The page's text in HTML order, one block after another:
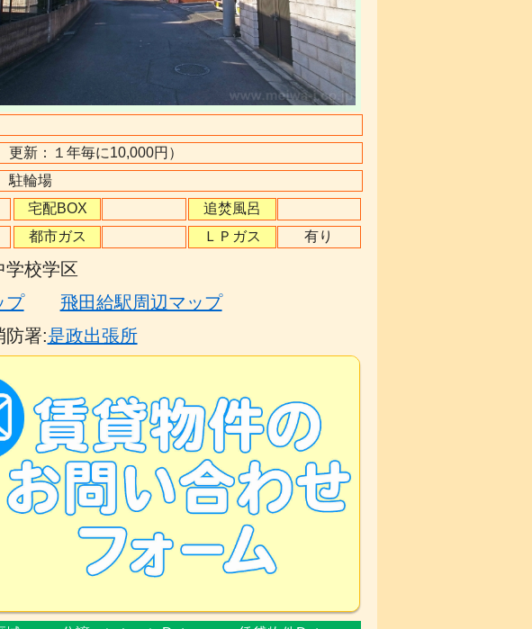
更新：１年毎に10,000円）
駐輪場
宅配BOX
追焚風呂
都市ガス ＬＰガス 有り
校学区
プ
飛田給駅周辺マップ
防署:是政出張所